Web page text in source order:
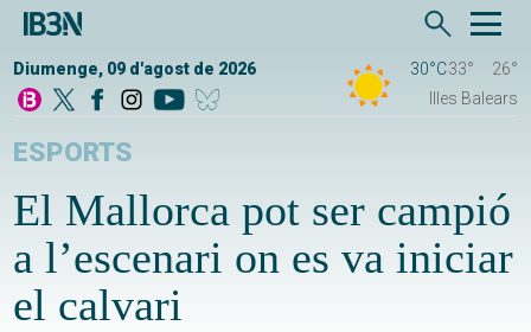
Diumenge, 09 d'agost de 2026 30°C33°
26°
Illes Balears
ESPORTS
El Mallorca pot ser campió
a l’escenari on es va iniciar
el calvari